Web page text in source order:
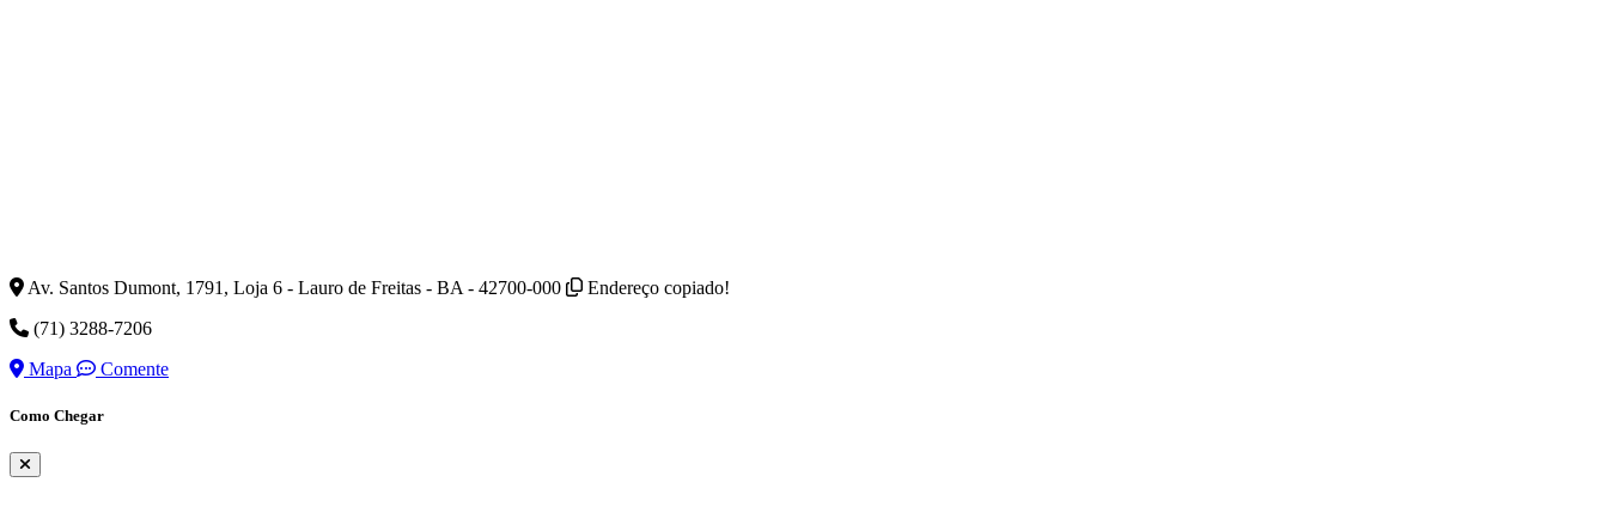
Av. Santos Dumont, 1791, Loja 6 - Lauro de Freitas - BA - 42700-000
Endereço copiado!
(71) 3288-7206
Mapa
Comente
Como Chegar